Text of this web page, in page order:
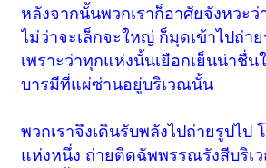
หลังจากนั้นพวกเราก็อาศัยจังหวะ
ไม่ว่าจะเล็กจะใหญ่ ก็มุดเข้าไปถ่า
เพราะว่าทุกแห่งนั้นเยือกเย็นน่าชื่
บารมีที่แผ่ซ่านอยู่บริเวณนั้น
พวกเราจึงเดินรับพลังไปถ่ายรูปไป
แห่งหนึ่ง ถ่ายติดฉัพพรรณรังสีบริเ